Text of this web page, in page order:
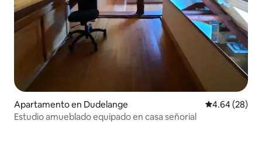
Apartamento en Dudelange Calificación
4.64 (28)
Estudio amueblado equipado en casa señorial